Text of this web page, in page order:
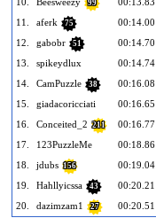
99
11.
aferk 75
00:14.00
12.
gabobr 51
00:14.70
13.
spikeydlux
00:14.74
14.
CamPuzzle 38
00:16.08
15.
giadacoricciati
00:16.65
16.
Conceited_2 211
00:16.77
17.
123PuzzleMe
00:18.86
18.
jdubs 156
00:19.04
19.
Hahllyicssa 43
00:20.21
20.
dazimzam1 27 00:20.51